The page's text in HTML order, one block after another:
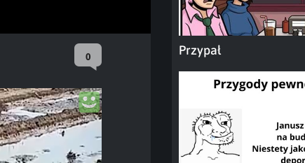
0 Przypał